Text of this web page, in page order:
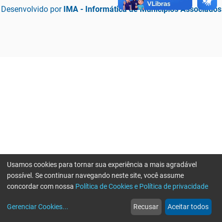
Desenvolvido por IMA - Informática de Municípios Associados
web
Notícias
more_horiz
Mais
Usamos cookies para tornar sua experiência a mais agradável
possível. Se continuar navegando neste site, você assume
concordar com nossa Política de Cookies e Política de privacidade
Gerenciar Cookies... Recusar Aceitar todos
Erro ao enviar informações, por favor tente novamente